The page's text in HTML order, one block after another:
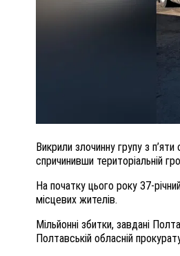
Викрили злочинну групу з
спричинивши територіальній
На початку цього року 37-
місцевих жителів.
Мільйонні збитки, завдані
Полтавській обласній
ЛЮДМИЛУ ТИМЧЕНКО